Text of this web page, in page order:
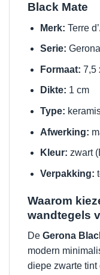
Black Mate
Merk: Terre
Serie: Gerona
Formaat: 7,5
Dikte: 1 cm
Type:
Afwerking:
Kleur: zwart
Verpakking:
Waarom
wandtegels
De Gerona
modern
diepe zwarte